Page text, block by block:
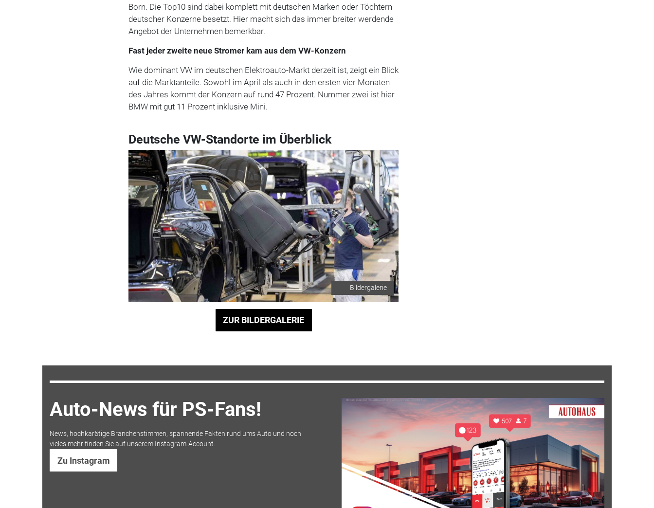
Born. Die Top10 sind dabei komplett mit deutschen Marken oder Töchtern
deutscher Konzerne besetzt. Hier macht sich das immer breiter werdende
Angebot der Unternehmen bemerkbar.
Fast jeder zweite neue Stromer kam aus dem VW-Konzern
Wie dominant VW im deutschen Elektroauto-Markt derzeit ist, zeigt ein Blick
auf die Marktanteile. Sowohl im April als auch in den ersten vier Monaten
des Jahres kommt der Konzern auf rund 47 Prozent. Nummer zwei ist hier
BMW mit gut 11 Prozent inklusive Mini.
Deutsche VW-Standorte im Überblick
Bildergalerie
ZUR BILDERGALERIE
Auto-News für PS-Fans!
News, hochkarätige Branchenstimmen, spannende Fakten rund ums Auto und noch
vieles mehr finden Sie auf unserem Instagram-Account.
Zu Instagram